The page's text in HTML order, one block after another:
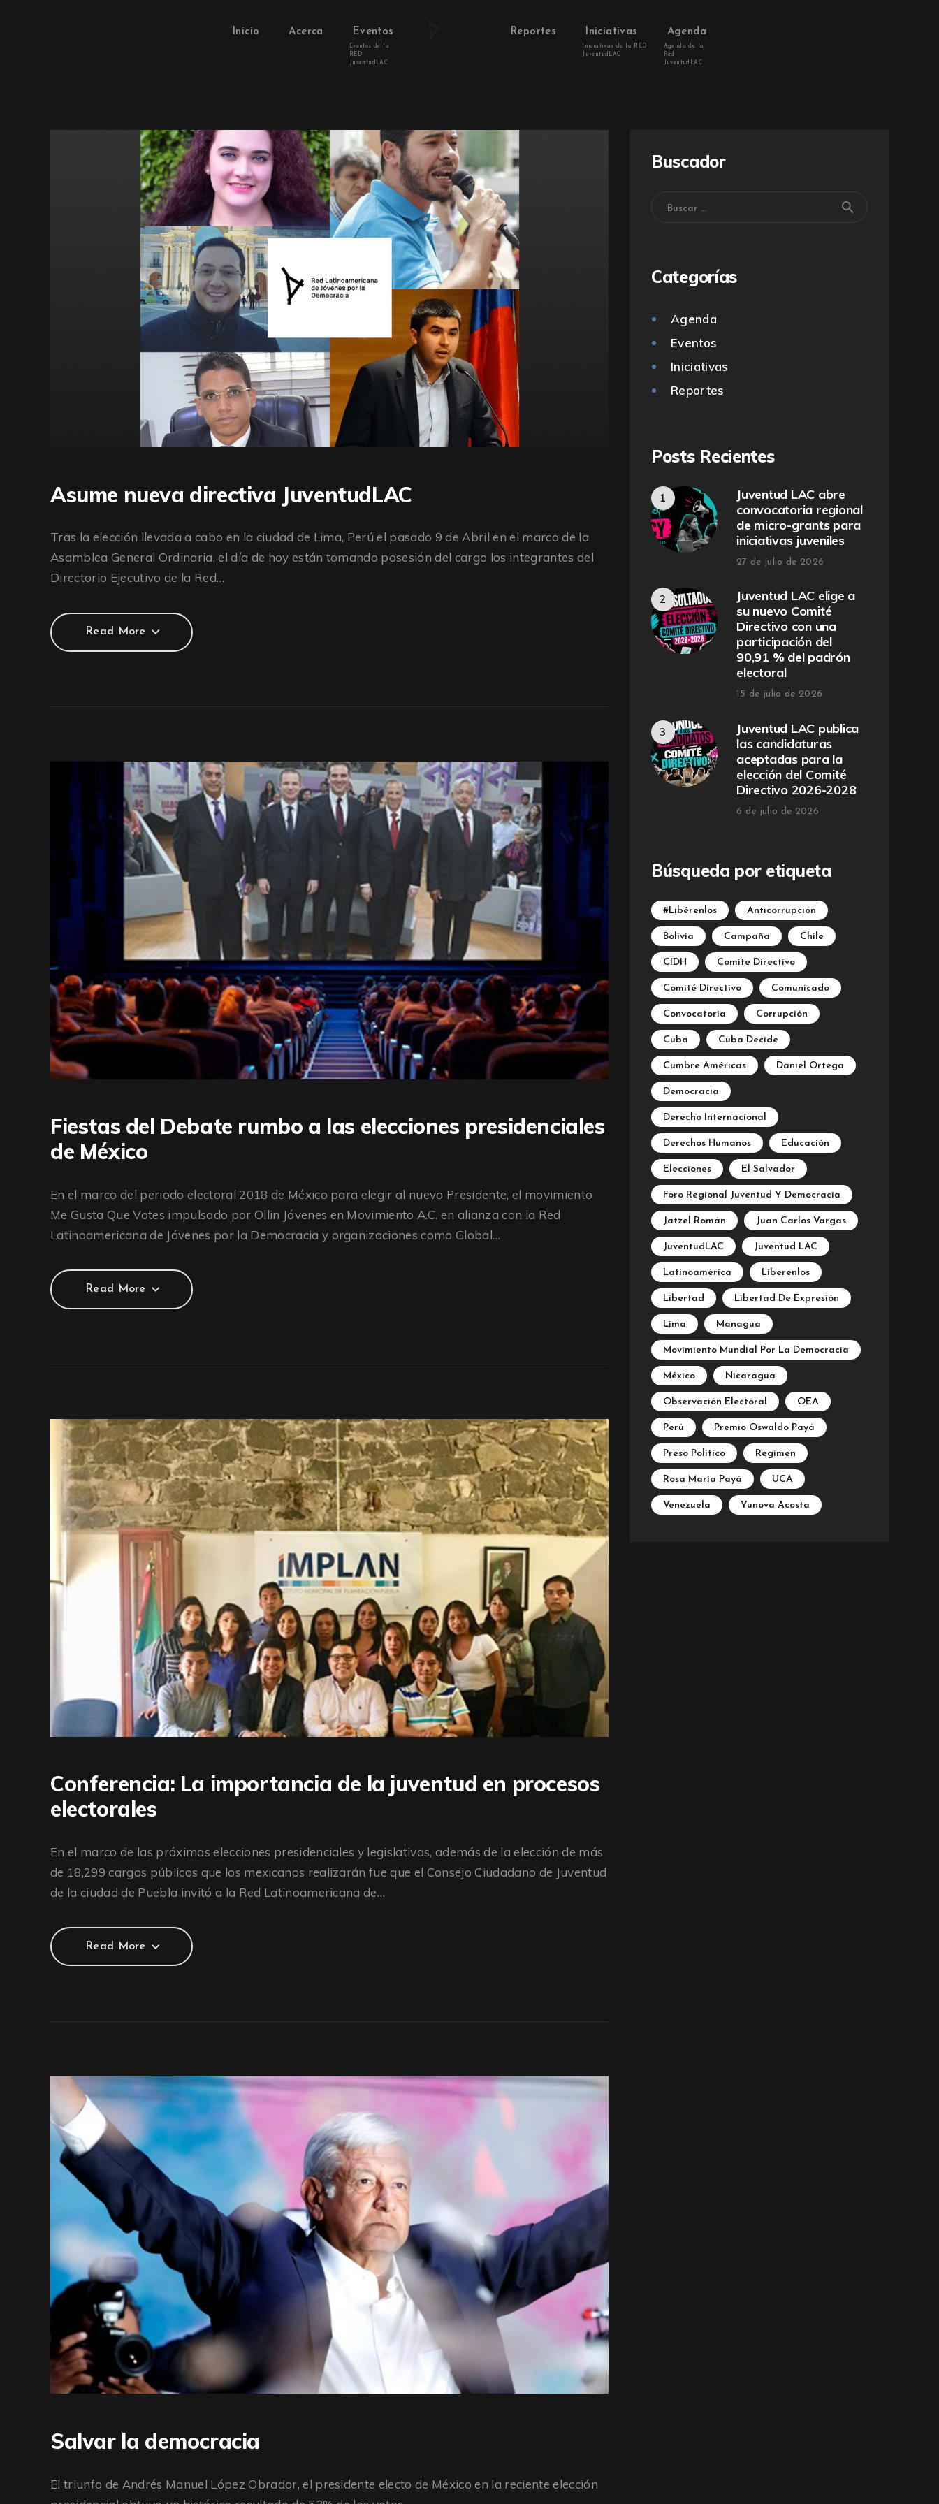
Inicio Acerca Eventos
Eventos de la
RED
JuventudLAC
Reportes Iniciativas
Iniciativas de la RED
JuventudLAC
Agenda
Agenda de la
Red
JuventudLAC
Asume nueva directiva JuventudLAC
Tras la elección llevada a cabo en la ciudad de Lima, Perú el pasado 9 de Abril en el marco de la
Asamblea General Ordinaria, el día de hoy están tomando posesión del cargo los integrantes del
Directorio Ejecutivo de la Red…
Read More
Fiestas del Debate rumbo a las elecciones presidenciales
de México
En el marco del periodo electoral 2018 de México para elegir al nuevo Presidente, el movimiento
Me Gusta Que Votes impulsado por Ollin Jóvenes en Movimiento A.C. en alianza con la Red
Latinoamericana de Jóvenes por la Democracia y organizaciones como Global…
Read More
Conferencia: La importancia de la juventud en procesos
electorales
En el marco de las próximas elecciones presidenciales y legislativas, además de la elección de más
de 18,299 cargos públicos que los mexicanos realizarán fue que el Consejo Ciudadano de Juventud
de la ciudad de Puebla invitó a la Red Latinoamericana de…
Read More
Salvar la democracia
El triunfo de Andrés Manuel López Obrador, el presidente electo de México en la reciente elección
Buscador
Categorías
Agenda
Eventos
Iniciativas
Reportes
Posts Recientes
Juventud LAC abre
convocatoria regional
de micro-grants para
iniciativas juveniles
27 de julio de 2026
Juventud LAC elige a
su nuevo Comité
Directivo con una
participación del
90,91 % del padrón
electoral
15 de julio de 2026
Juventud LAC publica
las candidaturas
aceptadas para la
elección del Comité
Directivo 2026-2028
6 de julio de 2026
Búsqueda por etiqueta
#Libérenlos Anticorrupción
Bolivia Campaña Chile
CIDH Comite Directivo
Comité Directivo Comunicado
Convocatoria Corrupción
Cuba Cuba Decide
Cumbre Américas Daniel Ortega
Democracia
Derecho Internacional
Derechos Humanos Educación
Elecciones El Salvador
Foro Regional Juventud Y Democracia
Jatzel Román Juan Carlos Vargas
JuventudLAC Juventud LAC
Latinoamérica Liberenlos
Libertad Libertad De Expresión
Lima Managua
Movimiento Mundial Por La Democracia
México Nicaragua
Observación Electoral OEA
Perú Premio Oswaldo Payá
Preso Politico Regimen
Rosa María Payá UCA
Venezuela Yunova Acosta